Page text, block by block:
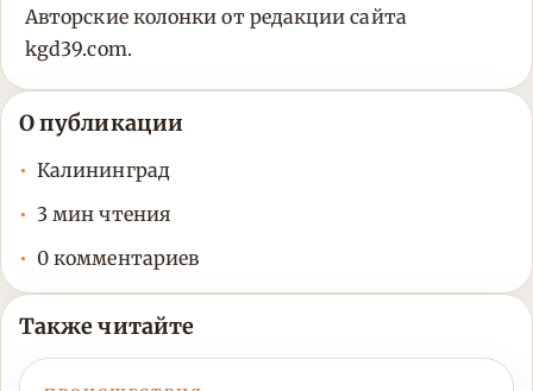
Авторские колонки от редакции сайта
kgd39.com.
О публикации
Калининград
3 мин чтения
0 комментариев
Также читайте